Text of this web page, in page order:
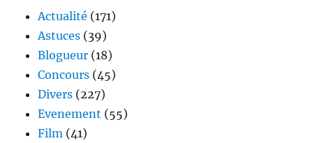
Actualité (171)
Astuces (39)
Blogueur (18)
Concours (45)
Divers (227)
Evenement (55)
Film (41)